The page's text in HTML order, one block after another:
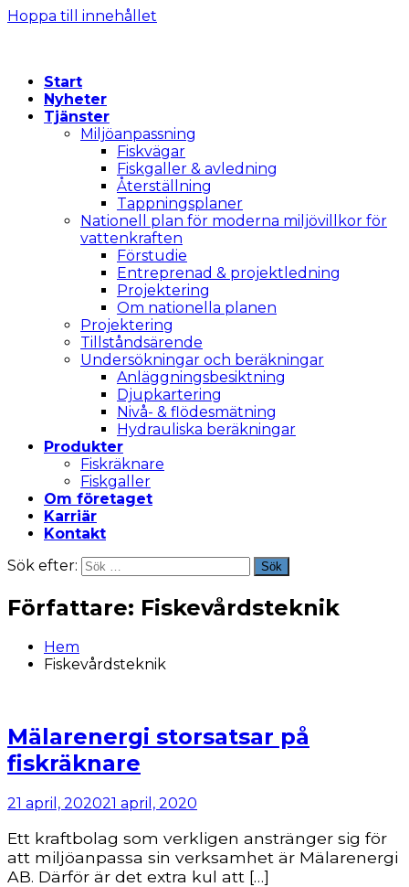
Hoppa till innehållet
Start
Nyheter
Tjänster
Miljöanpassning
Fiskvägar
Fiskgaller & avledning
Återställning
Tappningsplaner
Nationell plan för moderna miljövillkor för
vattenkraften
Förstudie
Entreprenad & projektledning
Projektering
Om nationella planen
Projektering
Tillståndsärende
Undersökningar och beräkningar
Anläggningsbesiktning
Djupkartering
Nivå- & flödesmätning
Hydrauliska beräkningar
Produkter
Fiskräknare
Fiskgaller
Om företaget
Karriär
Kontakt
Sök efter:
Sök
Författare: Fiskevårdsteknik
Hem
Fiskevårdsteknik
Mälarenergi storsatsar på
fiskräknare
21 april, 202021 april, 2020
Ett kraftbolag som verkligen anstränger sig för
att miljöanpassa sin verksamhet är Mälarenergi
AB. Därför är det extra kul att […]